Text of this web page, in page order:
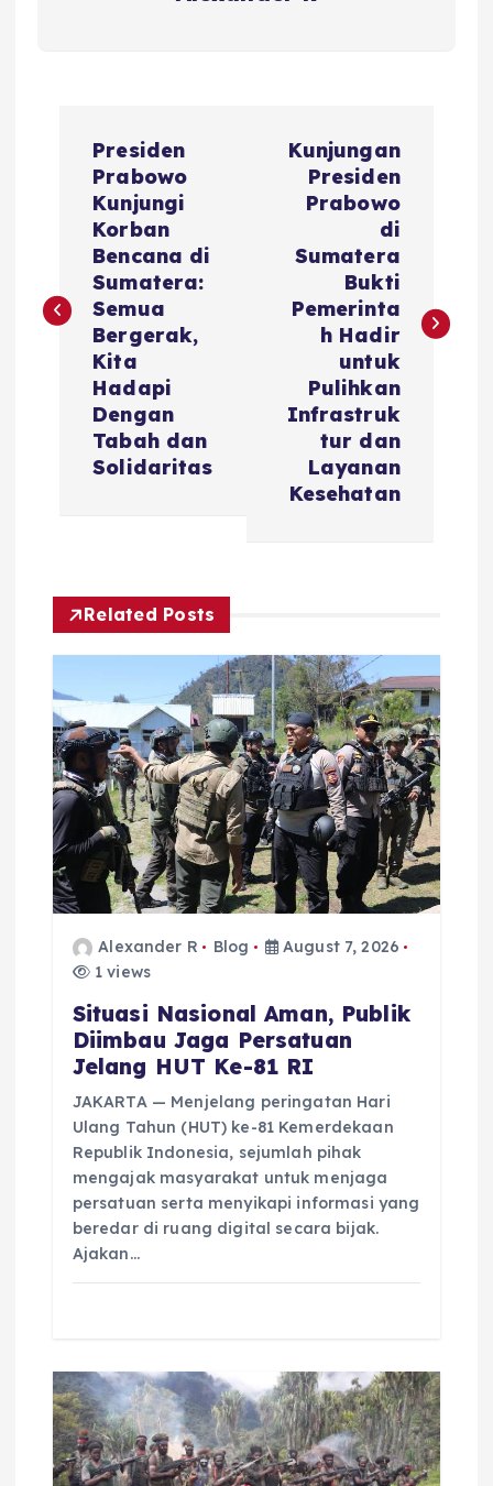
t
t
o
n
Presiden
Prabowo
Kunjungi
Korban
Bencana di
Sumatera:
Semua
Bergerak,
Kita
Hadapi
Dengan
Tabah dan
Solidaritas
Kunjungan
Presiden
Prabowo
di
Sumatera
Bukti
Pemerinta
h Hadir
untuk
Pulihkan
Infrastruk
tur dan
Layanan
Kesehatan
Related Posts
Alexander R Blog
August 7, 2026
1 views
Situasi Nasional Aman, Publik
Diimbau Jaga Persatuan
Jelang HUT Ke-81 RI
JAKARTA — Menjelang peringatan Hari
Ulang Tahun (HUT) ke-81 Kemerdekaan
Republik Indonesia, sejumlah pihak
mengajak masyarakat untuk menjaga
persatuan serta menyikapi informasi yang
beredar di ruang digital secara bijak.
Ajakan…